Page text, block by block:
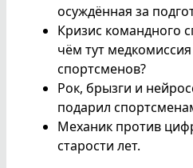
осуждённая за
Кризис командного
чём тут
спортсменов?
Рок, брызги и
подарил
Механик против
старости лет.